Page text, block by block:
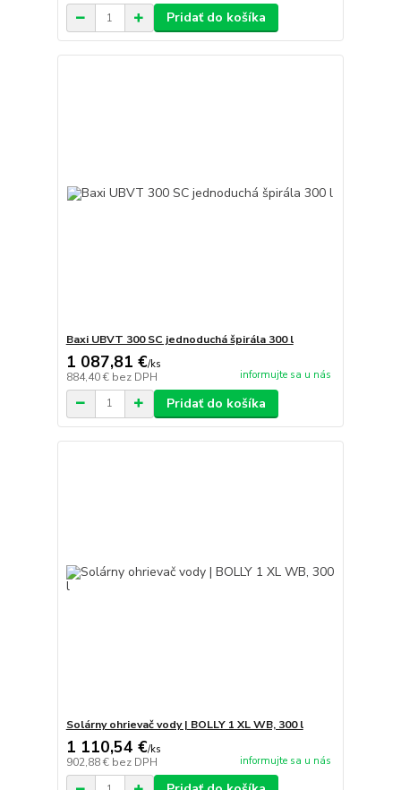
Pridať do košíka
Baxi UBVT 300 SC jednoduchá špirála 300 l
1 087,81 €/ks
884,40 € bez DPH informujte sa u nás
Pridať do košíka
Solárny ohrievač vody | BOLLY 1 XL WB, 300 l
1 110,54 €/ks
902,88 € bez DPH informujte sa u nás